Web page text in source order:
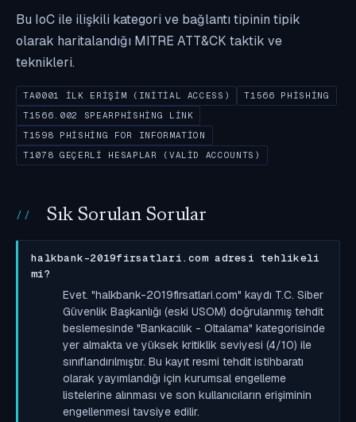
Bu IoC ile ilişkili kategori ve bağlantı tipinin tipik
olarak haritalandığı MITRE ATT&CK taktik ve
teknikleri.
TA0001 İLK ERIŞIM (INITIAL ACCESS)
T1566 PHISHING
T1566.002 SPEARPHISHING LINK
T1598 PHISHING FOR INFORMATION
T1078 GEÇERLI HESAPLAR (VALID ACCOUNTS)
Sık Sorulan Sorular
halkbank-2019firsatlari.com adresi tehlikeli
mi?
Evet. "halkbank-2019firsatlari.com" kaydı T.C. Siber
Güvenlik Başkanlığı (eski USOM) doğrulanmış tehdit
beslemesinde "Bankacılık - Oltalama" kategorisinde
yer almakta ve yüksek kritiklik seviyesi (4/10) ile
sınıflandırılmıştır. Bu kayıt resmi tehdit istihbaratı
olarak yayımlandığı için kurumsal engelleme
listelerine alınması ve son kullanıcıların erişiminin
engellenmesi tavsiye edilir.